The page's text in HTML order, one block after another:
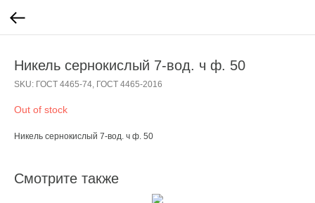
Никель сернокислый 7-вод. ч ф. 50
SKU: ГОСТ 4465-74, ГОСТ 4465-2016
Out of stock
Никель сернокислый 7-вод. ч ф. 50
Смотрите также